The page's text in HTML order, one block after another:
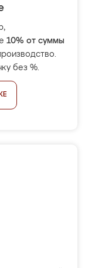
10% от суммы
без %.